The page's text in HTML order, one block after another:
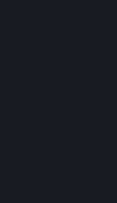
（二） 当您访问和
会记录您的IP地址。
（一） 在中华人民
在中华人民共和国境
供支持，您的部分数
们的许可方，其联系
的合作伙伴会遵守适
且我们会要求我们的
取的数据安全保护措